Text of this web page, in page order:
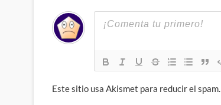
Este sitio usa Akismet para reducir el spam.